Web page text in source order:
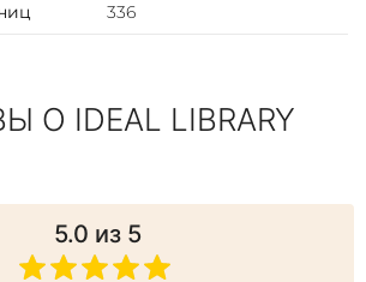
336
О IDEAL LIBRARY
5.0 из 5